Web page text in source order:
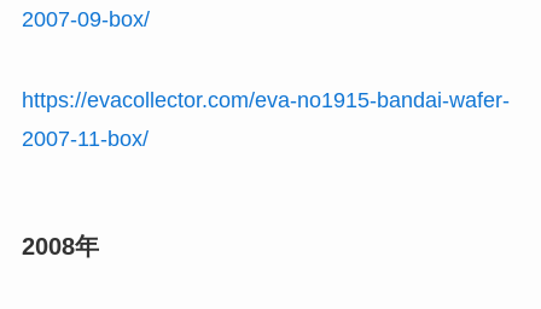
2007-09-box/
https://evacollector.com/eva-no1915-bandai-wafer-
2007-11-box/
2008年